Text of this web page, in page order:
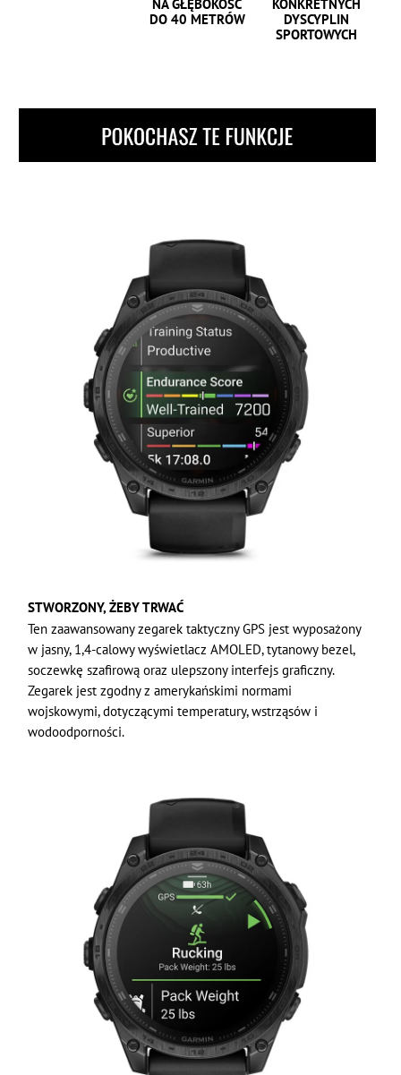
NA GŁĘBOKOŚĆ
DO 40 METRÓW
KONKRETNYCH
DYSCYPLIN
SPORTOWYCH
STWORZONY, ŻEBY TRWAĆ
Ten zaawansowany zegarek taktyczny GPS jest wyposażony
w jasny, 1,4-calowy wyświetlacz AMOLED, tytanowy bezel,
soczewkę szafirową oraz ulepszony interfejs graficzny.
Zegarek jest zgodny z amerykańskimi normami
wojskowymi, dotyczącymi temperatury, wstrząsów i
wodoodporności.